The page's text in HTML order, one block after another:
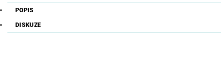
POPIS
DISKUZE